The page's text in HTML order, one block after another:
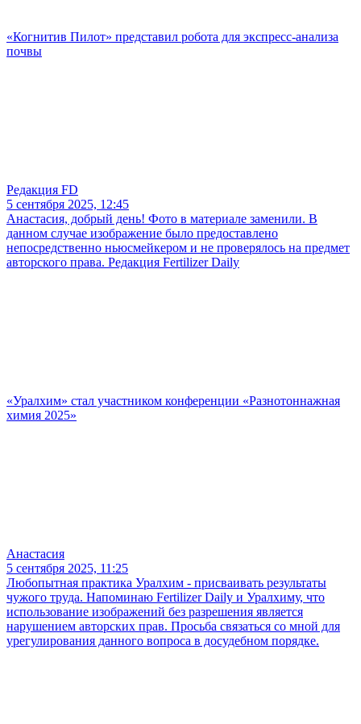
«Когнитив Пилот» представил робота для экспресс-анализа
почвы
Редакция FD
5 сентября 2025, 12:45
Анастасия, добрый день! Фото в материале заменили. В
данном случае изображение было предоставлено
непосредственно ньюсмейкером и не проверялось на предмет
авторского права. Редакция Fertilizer Daily
«Уралхим» стал участником конференции «Разнотоннажная
химия 2025»
Анастасия
5 сентября 2025, 11:25
Любопытная практика Уралхим - присваивать результаты
чужого труда. Напоминаю Fertilizer Daily и Уралхиму, что
использование изображений без разрешения является
нарушением авторских прав. Просьба связаться со мной для
урегулирования данного вопроса в досудебном порядке.